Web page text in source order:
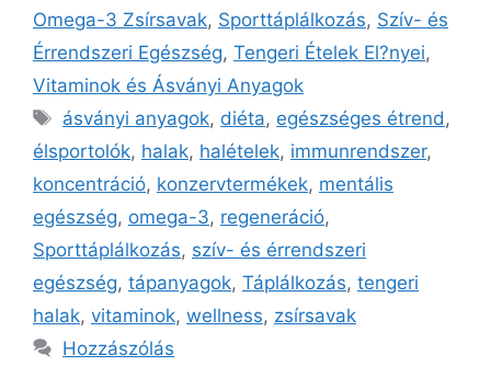
Omega-3 Zsírsavak, Sporttáplálkozás, Szív- és
Érrendszeri Egészség, Tengeri Ételek El?nyei,
Vitaminok és Ásványi Anyagok
ásványi anyagok, diéta, egészséges étrend,
élsportolók, halak, halételek, immunrendszer,
koncentráció, konzervtermékek, mentális
egészség, omega-3, regeneráció,
Sporttáplálkozás, szív- és érrendszeri
egészség, tápanyagok, Táplálkozás, tengeri
halak, vitaminok, wellness, zsírsavak
Hozzászólás